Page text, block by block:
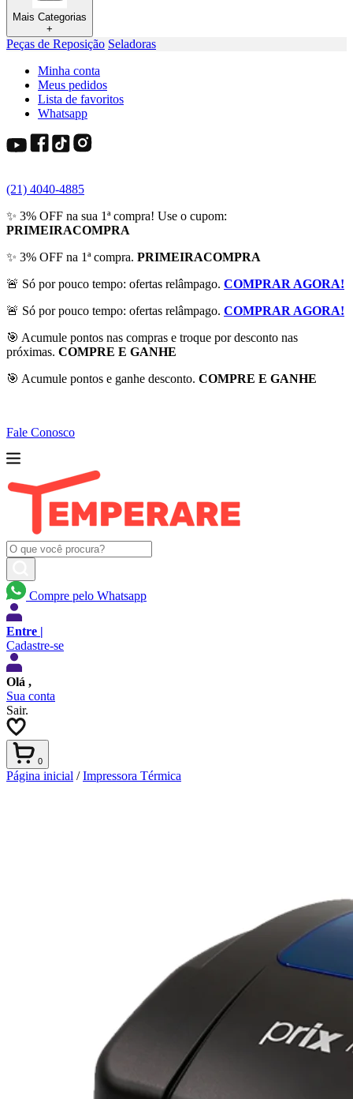
Mais Categorias
+
Peças de Reposição Seladoras
Minha conta
Meus pedidos
Lista de favoritos
Whatsapp
(21) 4040-4885
✨ 3% OFF na sua 1ª compra! Use o cupom:
PRIMEIRACOMPRA
✨ 3% OFF na 1ª compra. PRIMEIRACOMPRA
🚨 Só por pouco tempo: ofertas relâmpago. COMPRAR AGORA!
🚨 Só por pouco tempo: ofertas relâmpago. COMPRAR AGORA!
🎯 Acumule pontos nas compras e troque por desconto nas
próximas. COMPRE E GANHE
🎯 Acumule pontos e ganhe desconto. COMPRE E GANHE
Fale Conosco
Compre pelo Whatsapp
Entre |
Cadastre-se
Olá ,
Sua conta
Sair.
0
Página inicial /Impressora Térmica